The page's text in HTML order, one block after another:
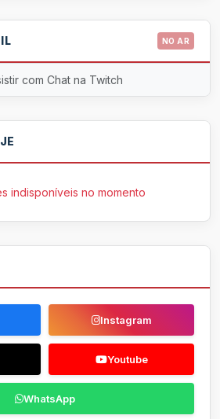
NO AR
com Chat na Twitch
indisponíveis no momento
Instagram
Youtube
WhatsApp